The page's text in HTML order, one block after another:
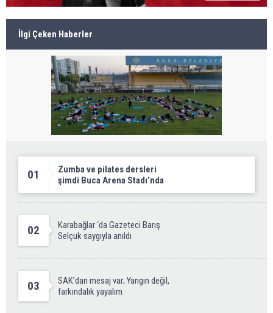
İlgi Çeken Haberler
01
Zumba ve pilates dersleri
şimdi Buca Arena Stadı’nda
02
Karabağlar ‘da Gazeteci Barış
Selçuk saygıyla anıldı
03
SAK’dan mesaj var; Yangın değil,
farkındalık yayalım